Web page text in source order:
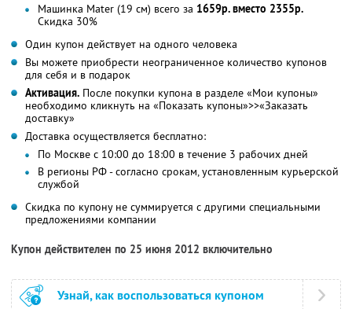
Машинка Mater (19 см) всего за 1659р. вместо 2355р.
Скидка 30%
Один купон действует на одного человека
Вы можете приобрести неограниченное количество купонов
для себя и в подарок
Активация. После покупки купона в разделе «Мои купоны»
необходимо кликнуть на «Показать купоны»>>«Заказать
доставку»
Доставка осуществляется бесплатно:
По Москве с 10:00 до 18:00 в течение 3 рабочих дней
В регионы РФ - согласно срокам, установленным курьерской
службой
Скидка по купону не суммируется с другими специальными
предложениями компании
Купон действителен по 25 июня 2012 включительно
Узнай, как воспользоваться купоном